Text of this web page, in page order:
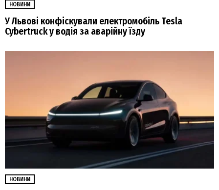
НОВИНИ
У Львові конфіскували електромобіль Tesla
Cybertruck у водія за аварійну їзду
НОВИНИ